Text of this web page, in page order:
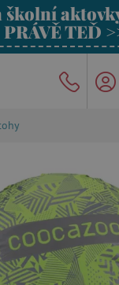
školní
PRÁVĚ TEĎ